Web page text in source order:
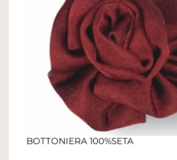
BOTTONIERA 100%SETA